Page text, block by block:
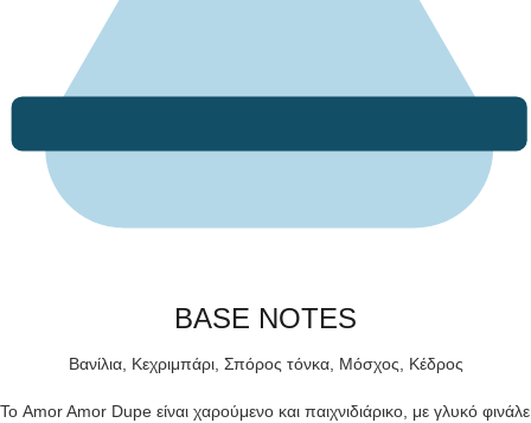
BASE NOTES
Βανίλια, Κεχριμπάρι, Σπόρος τόνκα, Μόσχος, Κέδρος
Το Amor Amor Dupe είναι χαρούμενο και παιχνιδιάρικο, με γλυκό φινάλε